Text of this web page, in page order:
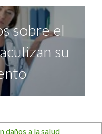
sobre el
su
daños a la salud